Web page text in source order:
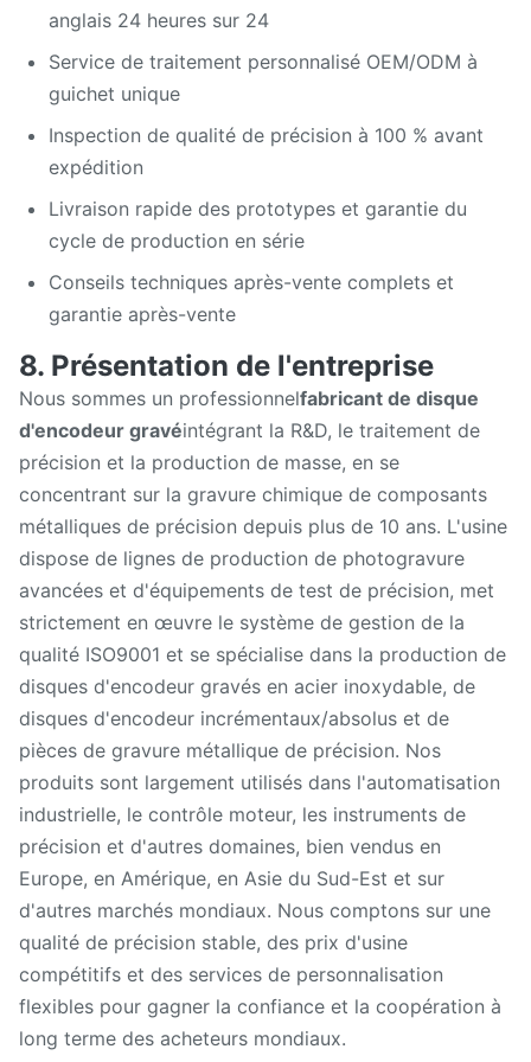
anglais 24 heures sur 24
Service de traitement personnalisé OEM/ODM à
guichet unique
Inspection de qualité de précision à 100 % avant
expédition
Livraison rapide des prototypes et garantie du
cycle de production en série
Conseils techniques après-vente complets et
garantie après-vente
8. Présentation de l'entreprise
Nous sommes un professionnelfabricant de disque
d'encodeur gravéintégrant la R&D, le traitement de
précision et la production de masse, en se
concentrant sur la gravure chimique de composants
métalliques de précision depuis plus de 10 ans. L'usine
dispose de lignes de production de photogravure
avancées et d'équipements de test de précision, met
strictement en œuvre le système de gestion de la
qualité ISO9001 et se spécialise dans la production de
disques d'encodeur gravés en acier inoxydable, de
disques d'encodeur incrémentaux/absolus et de
pièces de gravure métallique de précision. Nos
produits sont largement utilisés dans l'automatisation
industrielle, le contrôle moteur, les instruments de
précision et d'autres domaines, bien vendus en
Europe, en Amérique, en Asie du Sud-Est et sur
d'autres marchés mondiaux. Nous comptons sur une
qualité de précision stable, des prix d'usine
compétitifs et des services de personnalisation
flexibles pour gagner la confiance et la coopération à
long terme des acheteurs mondiaux.